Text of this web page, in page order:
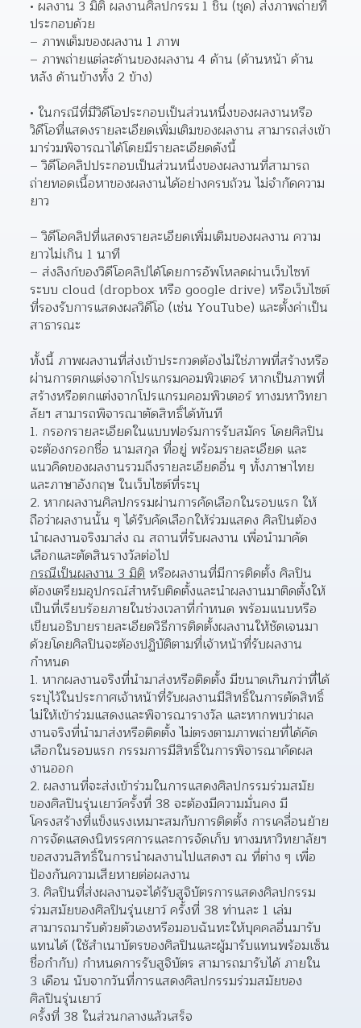
ผลงาน 3 มิติ ผลงานศิลปกรรม 1 ชิ้น (ชุด) ส่งภาพถ่ายที่
ประกอบด้วย
– ภาพเต็มของผลงาน 1 ภาพ
– ภาพถ่ายแต่ละด้านของผลงาน 4 ด้าน (ด้านหน้า ด้าน
หลัง ด้านข้างทั้ง 2 ข้าง)
ในกรณีที่มีวิดีโอประกอบเป็นส่วนหนึ่งของผลงานหรือ
วิดีโอที่แสดงรายละเอียดเพิ่มเติมของผลงาน สามารถส่งเข้า
มาร่วมพิจารณาได้โดยมีรายละเอียดดังนี้
– วิดีโอคลิปประกอบเป็นส่วนหนึ่งของผลงานที่สามารถ
ถ่ายทอดเนื้อหาของผลงานได้อย่างครบถ้วน ไม่จำกัดความ
ยาว
– วิดีโอคลิปที่แสดงรายละเอียดเพิ่มเติมของผลงาน ความ
ยาวไม่เกิน 1 นาที
– ส่งลิงก์ของวิดีโอคลิปได้โดยการอัพโหลดผ่านเว็บไซท์
ระบบ cloud (dropbox หรือ google drive) หรือเว็บไซต์
ที่รองรับการแสดงผลวิดีโอ (เช่น YouTube) และตั้งค่าเป็น
สาธารณะ
ทั้งนี้ ภาพผลงานที่ส่งเข้าประกวดต้องไม่ใช่ภาพที่สร้างหรือ
ผ่านการตกแต่งจากโปรแกรมคอมพิวเตอร์ หากเป็นภาพที่
สร้างหรือตกแต่งจากโปรแกรมคอมพิวเตอร์ ทางมหาวิทยา
ลัยฯ สามารถพิจารณาตัดสิทธิ์ได้ทันที
กรอกรายละเอียดในแบบฟอร์มการรับสมัคร โดยศิลปิน
จะต้องกรอกชื่อ นามสกุล ที่อยู่ พร้อมรายละเอียด และ
แนวคิดของผลงานรวมถึงรายละเอียดอื่น ๆ ทั้งภาษาไทย
และภาษาอังกฤษ ในเว็บไซต์ที่ระบุ
หากผลงานศิลปกรรมผ่านการคัดเลือกในรอบแรก ให้
ถือว่าผลงานนั้น ๆ ได้รับคัดเลือกให้ร่วมแสดง ศิลปินต้อง
นำผลงานจริงมาส่ง ณ สถานที่รับผลงาน เพื่อนำมาคัด
เลือกและตัดสินรางวัลต่อไป
กรณีเป็นผลงาน 3 มิติ หรือผลงานที่มีการติดตั้ง ศิลปิน
ต้องเตรียมอุปกรณ์สำหรับติดตั้งและนำผลงานมาติดตั้งให้
เป็นที่เรียบร้อยภายในช่วงเวลาที่กำหนด พร้อมแนบหรือ
เขียนอธิบายรายละเอียดวิธีการติดตั้งผลงานให้ชัดเจนมา
ด้วยโดยศิลปินจะต้องปฏิบัติตามที่เจ้าหน้าที่รับผลงาน
กำหนด
หากผลงานจริงที่นำมาส่งหรือติดตั้ง มีขนาดเกินกว่าที่ได้
ระบุไว้ในประกาศเจ้าหน้าที่รับผลงานมีสิทธิ์ในการตัดสิทธิ์
ไม่ให้เข้าร่วมแสดงและพิจารณารางวัล และหากพบว่าผล
งานจริงที่นำมาส่งหรือติดตั้ง ไม่ตรงตามภาพถ่ายที่ได้คัด
เลือกในรอบแรก กรรมการมีสิทธิ์ในการพิจารณาคัดผล
งานออก
ผลงานที่จะส่งเข้าร่วมในการแสดงศิลปกรรมร่วมสมัย
ของศิลปินรุ่นเยาว์ครั้งที่ 38 จะต้องมีความมั่นคง มี
โครงสร้างที่แข็งแรงเหมาะสมกับการติดตั้ง การเคลื่อนย้าย
การจัดแสดงนิทรรศการและการจัดเก็บ ทางมหาวิทยาลัยฯ
ขอสงวนสิทธิ์ในการนำผลงานไปแสดงฯ ณ ที่ต่าง ๆ เพื่อ
ป้องกันความเสียหายต่อผลงาน
ศิลปินที่ส่งผลงานจะได้รับสูจิบัตรการแสดงศิลปกรรม
ร่วมสมัยของศิลปินรุ่นเยาว์ ครั้งที่ 38 ท่านละ 1 เล่ม
สามารถมารับด้วยตัวเองหรือมอบฉันทะให้บุคคลอื่นมารับ
แทนได้ (ใช้สำเนาบัตรของศิลปินและผู้มารับแทนพร้อมเซ็น
ชื่อกำกับ) กำหนดการรับสูจิบัตร สามารถมารับได้ ภายใน
3 เดือน นับจากวันที่การแสดงศิลปกรรมร่วมสมัยของ
ศิลปินรุ่นเยาว์
ครั้งที่ 38 ในส่วนกลางแล้วเสร็จ